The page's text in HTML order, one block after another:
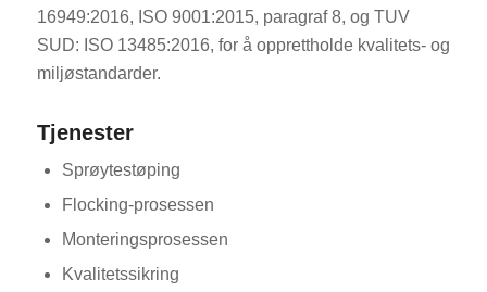
16949:2016, ISO 9001:2015, paragraf 8, og TUV
SUD: ISO 13485:2016, for å opprettholde kvalitets- og
miljøstandarder.
Tjenester
Sprøytestøping
Flocking-prosessen
Monteringsprosessen
Kvalitetssikring